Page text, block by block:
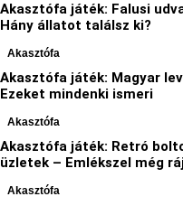
Akasztófa játék: Falusi
Hány állatot találsz ki?
Akasztófa
Akasztófa játék: Magyar
Ezeket mindenki ismeri
Akasztófa
Akasztófa játék: Retró
üzletek – Emlékszel még
Akasztófa